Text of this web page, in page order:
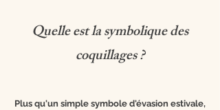
Quelle est la symbolique des
coquillages ?
Plus qu'un simple symbole d'évasion estivale,